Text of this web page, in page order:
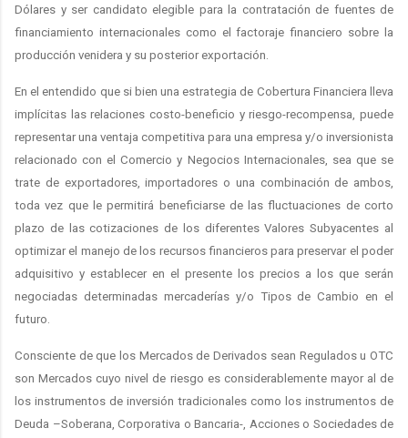
Dólares y ser candidato elegible para la contratación de fuentes de
financiamiento internacionales como el factoraje financiero sobre la
producción venidera y su posterior exportación.
En el entendido que si bien una estrategia de Cobertura Financiera lleva
implícitas las relaciones costo-beneficio y riesgo-recompensa, puede
representar una ventaja competitiva para una empresa y/o inversionista
relacionado con el Comercio y Negocios Internacionales, sea que se
trate de exportadores, importadores o una combinación de ambos,
toda vez que le permitirá beneficiarse de las fluctuaciones de corto
plazo de las cotizaciones de los diferentes Valores Subyacentes al
optimizar el manejo de los recursos financieros para preservar el poder
adquisitivo y establecer en el presente los precios a los que serán
negociadas determinadas mercaderías y/o Tipos de Cambio en el
futuro.
Consciente de que los Mercados de Derivados sean Regulados u OTC
son Mercados cuyo nivel de riesgo es considerablemente mayor al de
los instrumentos de inversión tradicionales como los instrumentos de
Deuda –Soberana, Corporativa o Bancaria-, Acciones o Sociedades de